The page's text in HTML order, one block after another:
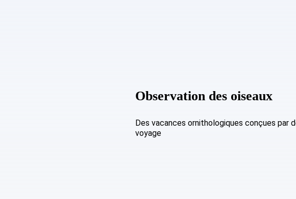
Observation des oiseaux
Des vacances ornithologiques conçues par
voyage